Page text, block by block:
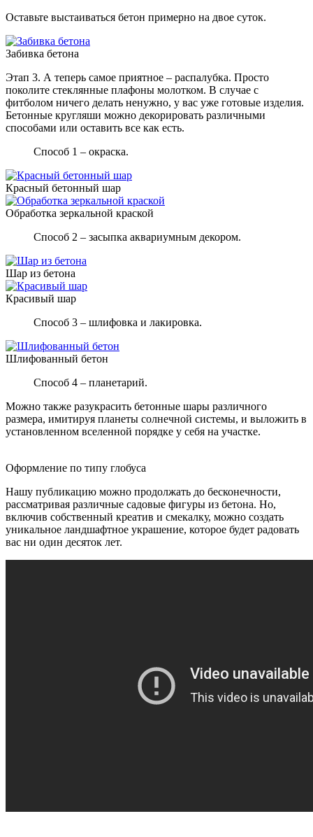
Оставьте выстаиваться бетон примерно на двое суток.
Забивка бетона
Этап 3. А теперь самое приятное – распалубка. Просто
поколите стеклянные плафоны молотком. В случае с
фитболом ничего делать ненужно, у вас уже готовые изделия.
Бетонные кругляши можно декорировать различными
способами или оставить все как есть.
Способ 1 – окраска.
Красный бетонный шар
Обработка зеркальной краской
Способ 2 – засыпка аквариумным декором.
Шар из бетона
Красивый шар
Способ 3 – шлифовка и лакировка.
Шлифованный бетон
Способ 4 – планетарий.
Можно также разукрасить бетонные шары различного
размера, имитируя планеты солнечной системы, и выложить в
установленном вселенной порядке у себя на участке.
Оформление по типу глобуса
Нашу публикацию можно продолжать до бесконечности,
рассматривая различные садовые фигуры из бетона. Но,
включив собственный креатив и смекалку, можно создать
уникальное ландшафтное украшение, которое будет радовать
вас ни один десяток лет.